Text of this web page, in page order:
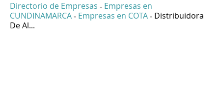
Directorio de Empresas - Empresas en
CUNDINAMARCA - Empresas en COTA - Distribuidora
De Al...